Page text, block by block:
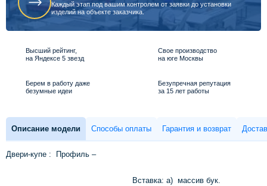
Каждый этап под вашим контролем от заявки до установки
изделий на объекте заказчика.
Высший рейтинг,
на Яндексе 5 звезд
Свое производство
на юге Москвы
Берем в работу даже
безумные идеи
Безупречная репутация
за 15 лет работы
Описание модели Способы оплаты Гарантия и возврат
Двери-купе : Профиль –
Вставка: а) массив бук.